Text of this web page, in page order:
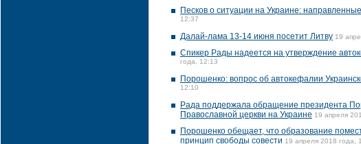
Песков о ситуации на Украине:
12:37
Далай-лама 13-14 июня посетит Литву 19
Спикер Рады надеется на утверждение
года, 12:13
Порошенко: вопрос об автокефалии
12:10
Рада поддержала обращение президента
Православной церкви на Украине 19 апреля
Порошенко обещает, что образование
принцип свободы совести 19 апреля 2018 года,